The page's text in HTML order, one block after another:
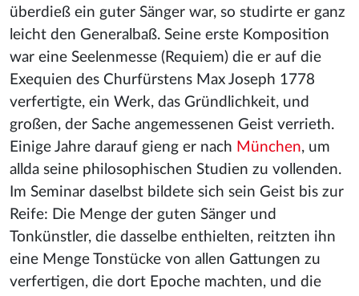
überdieß ein guter Sänger war, so studirte er ganz
leicht den Generalbaß. Seine erste Komposition
war eine Seelenmesse (Requiem) die er auf die
Exequien des Churfürstens Max Joseph 1778
verfertigte, ein Werk, das Gründlichkeit, und
großen, der Sache angemessenen Geist verrieth.
Einige Jahre darauf gieng er nach München, um
allda seine philosophischen Studien zu vollenden.
Im Seminar daselbst bildete sich sein Geist bis zur
Reife: Die Menge der guten Sänger und
Tonkünstler, die dasselbe enthielten, reitzten ihn
eine Menge Tonstücke von allen Gattungen zu
verfertigen, die dort Epoche machten, und die